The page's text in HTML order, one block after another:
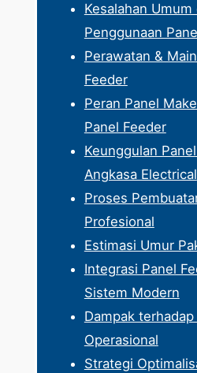
Kesalahan Umum
Penggunaan
Perawatan &
Feeder
Peran Panel
Panel Feeder
Keunggulan
Angkasa Electrical
Proses
Profesional
Estimasi Umur
Integrasi Panel
Sistem Modern
Dampak
Operasional
Strategi